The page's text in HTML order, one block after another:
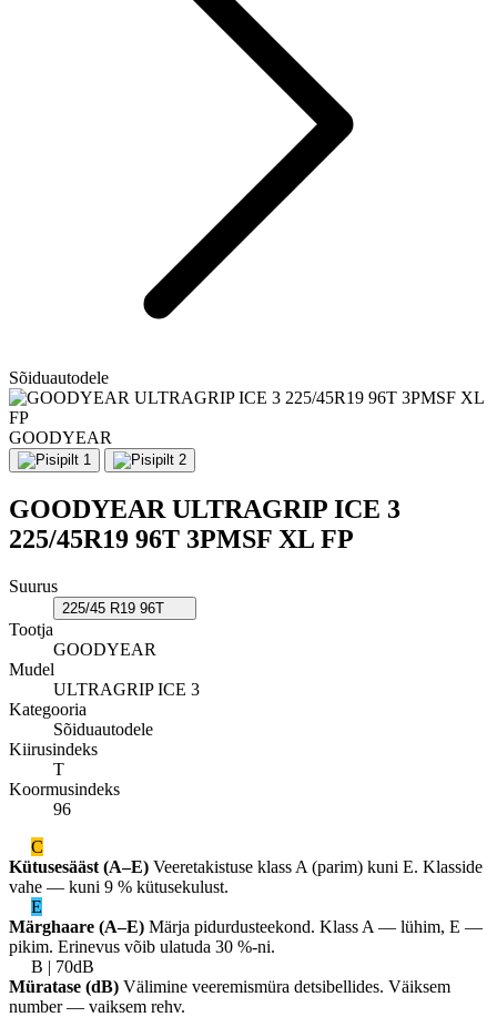
Sõiduautodele
GOODYEAR
GOODYEAR ULTRAGRIP ICE 3
225/45R19 96T 3PMSF XL FP
Suurus
225/45 R19 96T
Tootja
GOODYEAR
Mudel
ULTRAGRIP ICE 3
Kategooria
Sõiduautodele
Kiirusindeks
T
Koormusindeks
96
C
Kütusesääst (A–E) Veeretakistuse klass A (parim) kuni E. Klasside
vahe — kuni 9 % kütusekulust.
E
Märghaare (A–E) Märja pidurdusteekond. Klass A — lühim, E —
pikim. Erinevus võib ulatuda 30 %-ni.
B | 70dB
Müratase (dB) Välimine veeremismüra detsibellides. Väiksem
number — vaiksem rehv.